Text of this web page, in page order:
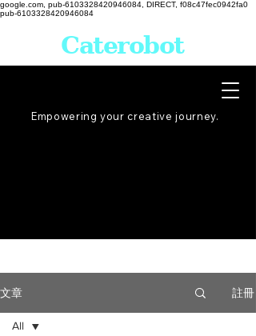
google.com, pub-6103328420946084, DIRECT, f08c47fec0942fa0
pub-6103328420946084
Empowering your creative journey.
Caterobot
文章 註冊
All